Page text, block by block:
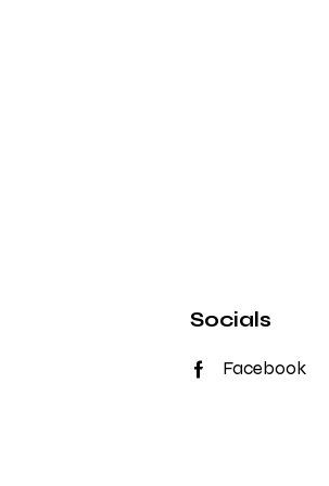
Socials
Facebook